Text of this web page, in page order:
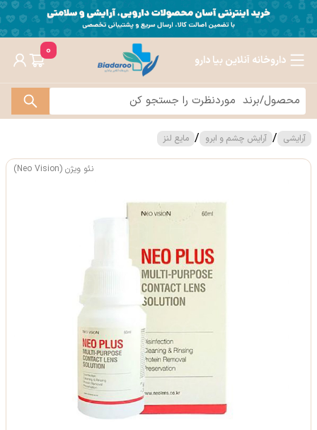
داروخانه آنلاین بیا دارو
0
آرایشی / آرایش چشم و ابرو / مایع لنز
نئو ویژن (Neo Vision)